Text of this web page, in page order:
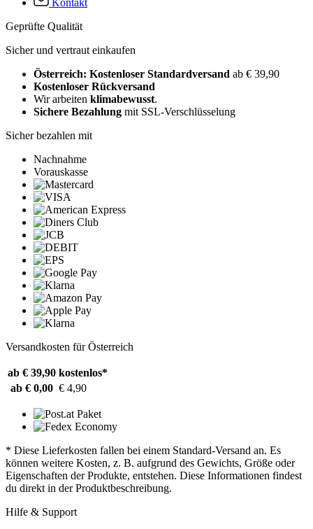
Kontakt
Geprüfte Qualität
Sicher und vertraut einkaufen
Österreich: Kostenloser Standardversand ab € 39,90
Kostenloser Rückversand
Wir arbeiten klimabewusst.
Sichere Bezahlung mit SSL-Verschlüsselung
Sicher bezahlen mit
Nachnahme
Vorauskasse
Versandkosten für Österreich
ab € 39,90 kostenlos*
ab € 0,00 € 4,90
* Diese Lieferkosten fallen bei einem Standard-Versand an. Es
können weitere Kosten, z. B. aufgrund des Gewichts, Größe oder
Eigenschaften der Produkte, entstehen. Diese Informationen findest
du direkt in der Produktbeschreibung.
Hilfe & Support